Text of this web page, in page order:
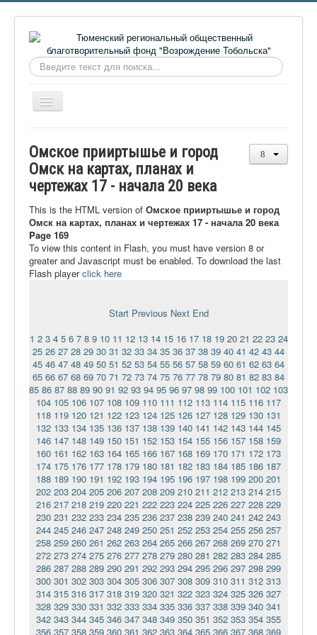
Искать...
Включить/
выключить
О фонде
Онлайн библиотека
Видеоматериалы
Контакты
Сайт проекта Достоевский
Ермаковополе.рф
Омское прииртышье и город
Омск на картах, планах и
чертежах 17 - начала 20 века
This is the HTML version of Омское прииртышье и город
Омск на картах, планах и чертежах 17 - начала 20 века
Page 169
To view this content in Flash, you must have version 8 or
greater and Javascript must be enabled. To download the last
Flash playerclick here
Start Previous Next End
1 2 3 4 5 6 7 8 9 10 11 12 13 14 15 16 17 18 19 20 21 22 23 24
25 26 27 28 29 30 31 32 33 34 35 36 37 38 39 40 41 42 43 44
45 46 47 48 49 50 51 52 53 54 55 56 57 58 59 60 61 62 63 64
65 66 67 68 69 70 71 72 73 74 75 76 77 78 79 80 81 82 83 84
85 86 87 88 89 90 91 92 93 94 95 96 97 98 99 100 101 102 103
104 105 106 107 108 109 110 111 112 113 114 115 116 117
118 119 120 121 122 123 124 125 126 127 128 129 130 131
132 133 134 135 136 137 138 139 140 141 142 143 144 145
146 147 148 149 150 151 152 153 154 155 156 157 158 159
160 161 162 163 164 165 166 167 168 169 170 171 172 173
174 175 176 177 178 179 180 181 182 183 184 185 186 187
188 189 190 191 192 193 194 195 196 197 198 199 200 201
202 203 204 205 206 207 208 209 210 211 212 213 214 215
216 217 218 219 220 221 222 223 224 225 226 227 228 229
230 231 232 233 234 235 236 237 238 239 240 241 242 243
244 245 246 247 248 249 250 251 252 253 254 255 256 257
258 259 260 261 262 263 264 265 266 267 268 269 270 271
272 273 274 275 276 277 278 279 280 281 282 283 284 285
286 287 288 289 290 291 292 293 294 295 296 297 298 299
300 301 302 303 304 305 306 307 308 309 310 311 312 313
314 315 316 317 318 319 320 321 322 323 324 325 326 327
328 329 330 331 332 333 334 335 336 337 338 339 340 341
342 343 344 345 346 347 348 349 350 351 352 353 354 355
356 357 358 359 360 361 362 363 364 365 366 367 368 369